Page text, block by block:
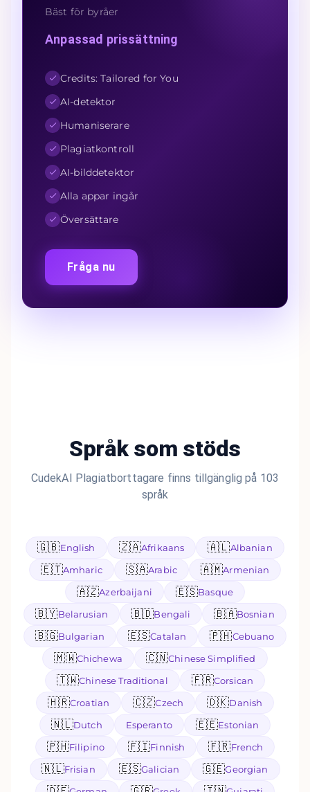
Bäst för byråer
Anpassad prissättning
Credits: Tailored for You
AI-detektor
Humaniserare
Plagiatkontroll
AI-bilddetektor
Alla appar ingår
Översättare
Fråga nu
Språk som stöds
CudekAI Plagiatborttagare finns tillgänglig på 103
språk
🇬🇧English 🇿🇦Afrikaans 🇦🇱Albanian
🇪🇹Amharic 🇸🇦Arabic 🇦🇲Armenian
🇦🇿Azerbaijani 🇪🇸Basque
🇧🇾Belarusian 🇧🇩Bengali 🇧🇦Bosnian
🇧🇬Bulgarian 🇪🇸Catalan 🇵🇭Cebuano
🇲🇼Chichewa 🇨🇳Chinese Simplified
🇹🇼Chinese Traditional 🇫🇷Corsican
🇭🇷Croatian 🇨🇿Czech 🇩🇰Danish
🇳🇱Dutch Esperanto 🇪🇪Estonian
🇵🇭Filipino 🇫🇮Finnish 🇫🇷French
🇳🇱Frisian 🇪🇸Galician 🇬🇪Georgian